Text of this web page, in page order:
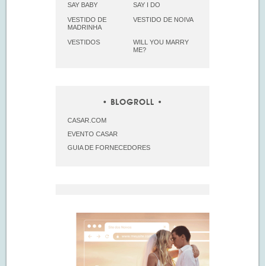
SAY BABY SAY I DO
VESTIDO DE
MADRINHA
VESTIDO DE NOIVA
VESTIDOS
WILL YOU MARRY
ME?
BLOGROLL
CASAR.COM
EVENTO CASAR
GUIA DE FORNECEDORES